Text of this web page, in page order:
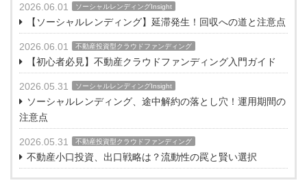
2026.06.01 ソーシャルレンディングInsight
【ソーシャルレンディング】延滞発生！回収への道と注意点
2026.06.01 不動産投資型クラウドファンディング
【初心者必見】不動産クラウドファンディング入門ガイド
2026.05.31 ソーシャルレンディングInsight
ソーシャルレンディング、途中解約の落とし穴！運用期間の
注意点
2026.05.31 不動産投資型クラウドファンディング
不動産小口投資、出口戦略は？流動性の罠と賢い選択